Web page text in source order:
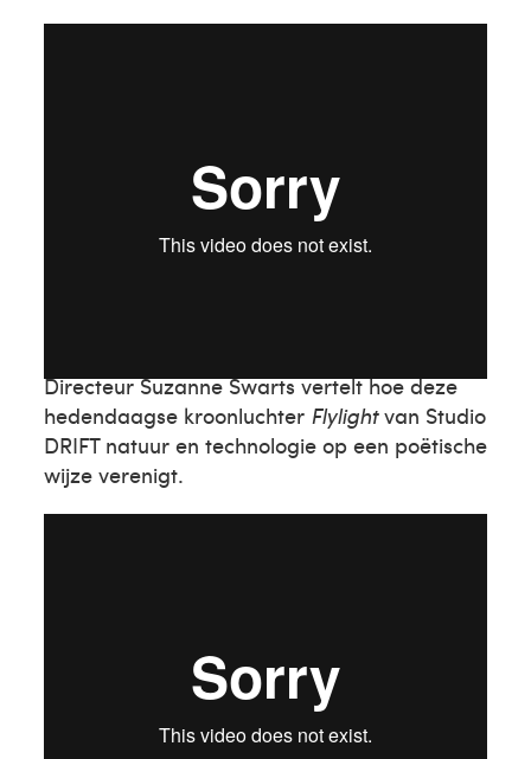
Directeur Suzanne Swarts vertelt hoe deze
hedendaagse kroonluchter Flylightvan Studio
DRIFT natuur en technologie op een poëtische
wijze verenigt.